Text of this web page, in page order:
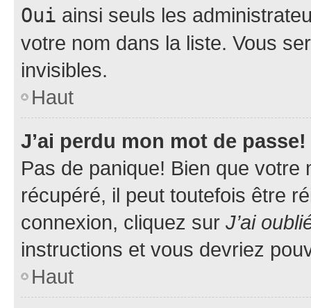
Oui ainsi seuls les
votre nom dans la liste. Vous
invisibles.
Haut
J’ai perdu mon mot de passe!
Pas de panique! Bien que
récupéré, il peut toutefois être
connexion, cliquez sur J’ai
instructions et vous devriez
Haut